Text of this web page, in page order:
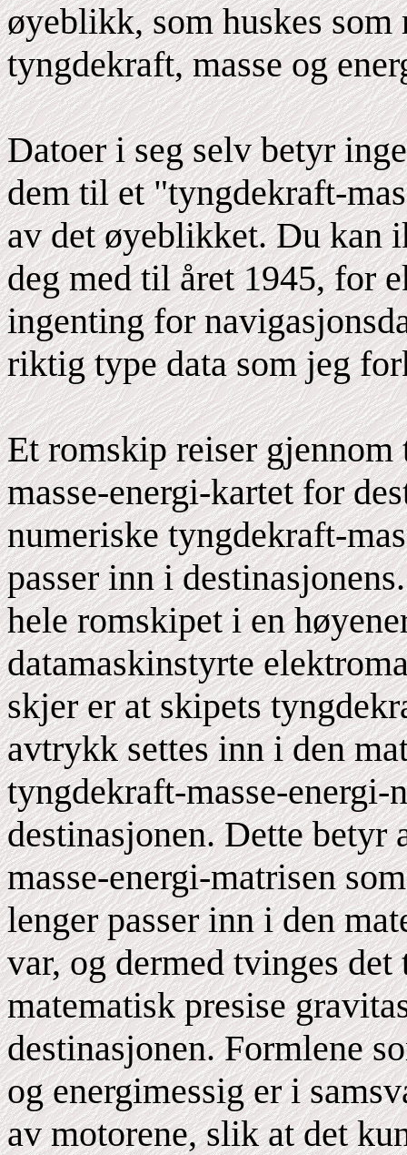
øyeblikk, som huskes
tyngdekraft, masse og
Datoer i seg selv betyr
dem til et "tyngdekraft-
av det øyeblikket. Du kan
deg med til året 1945, for
ingenting for
riktig type data som jeg
Et romskip reiser
masse-energi-kartet for
numeriske tyngdekraft-
passer inn i
hele romskipet i en
datamaskinstyrte
skjer er at skipets
avtrykk settes inn i den
tyngdekraft-masse-
destinasjonen. Dette
masse-energi-matrisen
lenger passer inn i den
var, og dermed tvinges
matematisk presise
destinasjonen. Formlene
og energimessig er i
av motorene, slik at det